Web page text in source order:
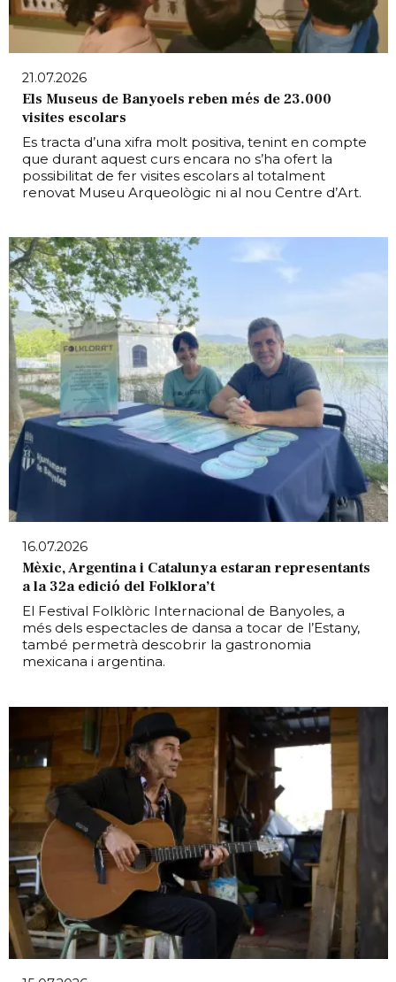
21.07.2026
Els Museus de Banyoels reben més de 23.000
visites escolars
Es tracta d’una xifra molt positiva, tenint en compte
que durant aquest curs encara no s’ha ofert la
possibilitat de fer visites escolars al totalment
renovat Museu Arqueològic ni al nou Centre d’Art.
16.07.2026
Mèxic, Argentina i Catalunya estaran representants
a la 32a edició del Folklora’t
El Festival Folklòric Internacional de Banyoles, a
més dels espectacles de dansa a tocar de l’Estany,
també permetrà descobrir la gastronomia
mexicana i argentina.